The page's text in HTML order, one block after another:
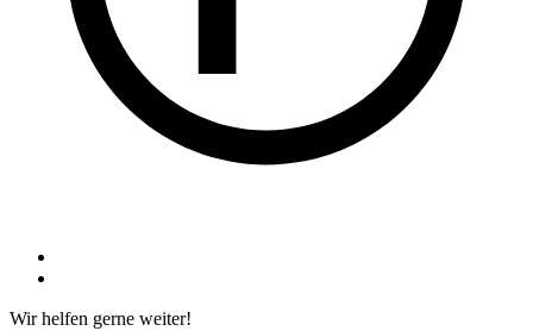
Wir helfen gerne weiter!